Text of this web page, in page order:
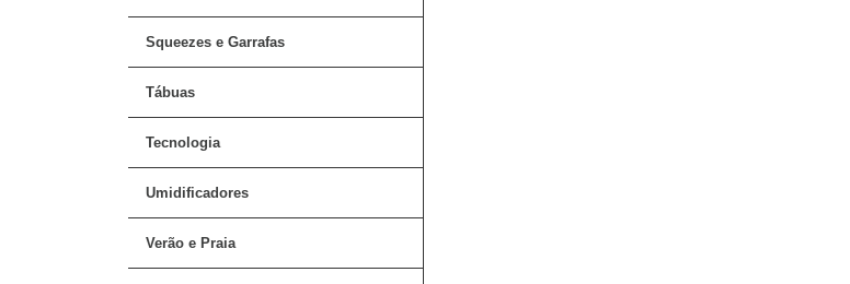
Squeezes e Garrafas
Tábuas
Tecnologia
Umidificadores
Verão e Praia